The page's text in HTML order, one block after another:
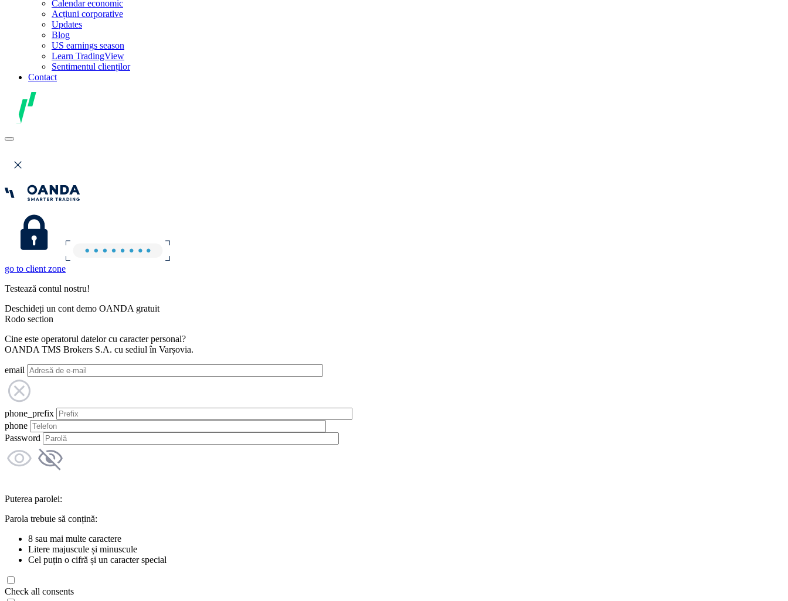
Calendar economic
Acțiuni corporative
Updates
Blog
US earnings season
Learn TradingView
Sentimentul clienților
Contact
go to client zone
Testează contul nostru!
Deschideți un cont demo OANDA gratuit
Rodo section
Cine este operatorul datelor cu caracter personal?
OANDA TMS Brokers S.A. cu sediul în Varșovia.
email
phone_prefix
phone
Password
Puterea parolei:
Parola trebuie să conțină:
8 sau mai multe caractere
Litere majuscule și minuscule
Cel puțin o cifră și un caracter special
Check all consents